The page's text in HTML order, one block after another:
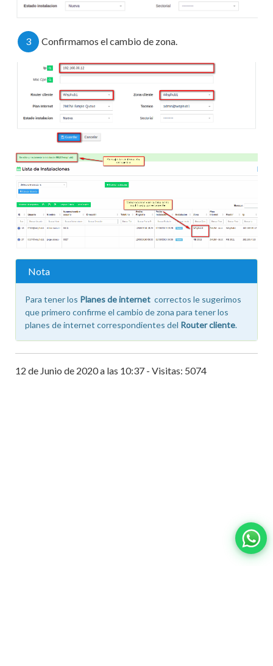
3 Confirmamos el cambio de zona.
Nota
Para tener los Planes de internet correctos le sugerimos
que primero confirme el cambio de zona para tener los
planes de internet correspondientes del Router cliente.
12 de Junio de 2020 a las 10:37 - Visitas: 5074